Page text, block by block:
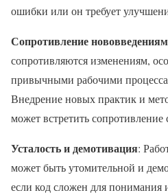
ошибки или он требует
Сопротивление нововведениям
сопротивляются изменениям,
привычными рабочими
Внедрение новых практик и
может встретить
Усталость и демотивация:
может быть утомительной и
если код сложен для понимания